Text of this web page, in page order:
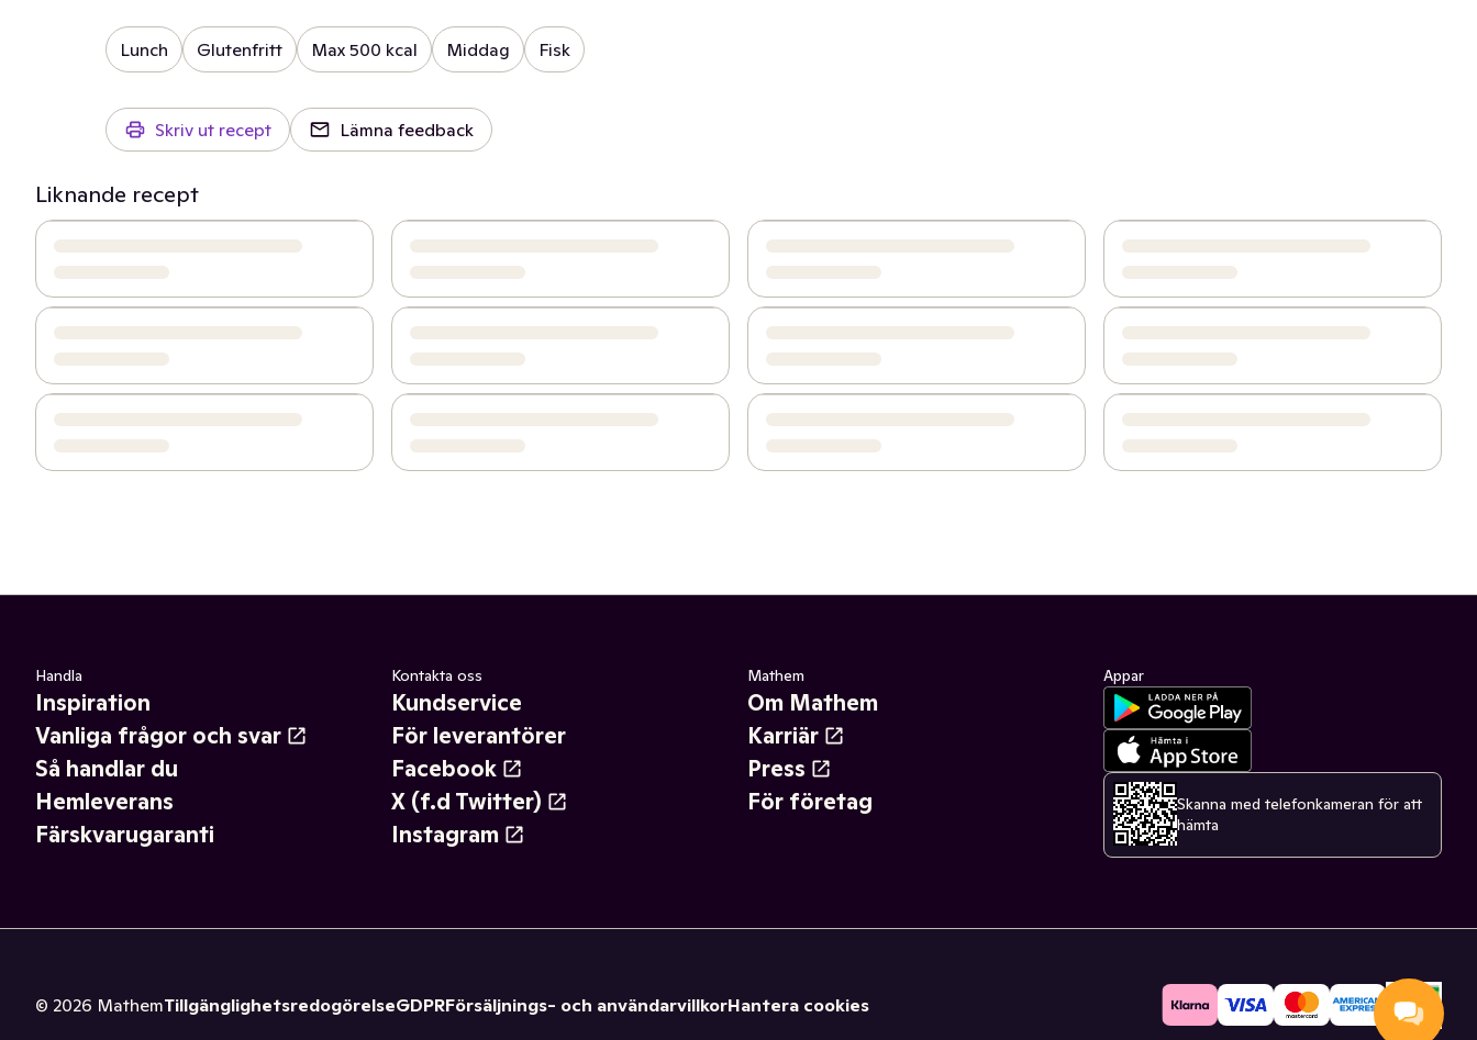
Lunch Glutenfritt Max 500 kcal Middag Fisk
Skriv ut recept Lämna feedback
Liknande recept
Handla
Inspiration
Vanliga frågor och svar
Så handlar du
Hemleverans
Färskvarugaranti
Kontakta oss
Kundservice
För leverantörer
Facebook
X (f.d Twitter)
Instagram
Mathem
Om Mathem
Karriär
Press
För företag
Appar
Skanna med telefonkameran för att
hämta
© 2026 MathemTillgänglighetsredogörelseGDPRFörsäljnings- och användarvillkorHantera cookies